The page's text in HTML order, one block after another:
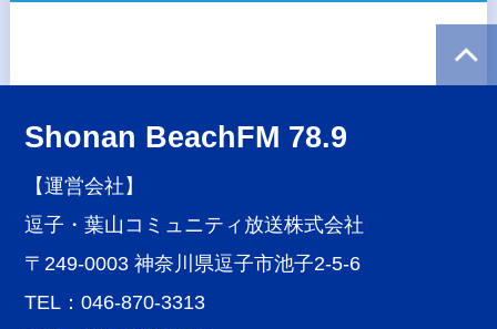
Shonan BeachFM 78.9
【運営会社】
逗子・葉山コミュニティ放送株式会社
〒249-0003 神奈川県逗子市池子2-5-6
TEL：046-870-3313